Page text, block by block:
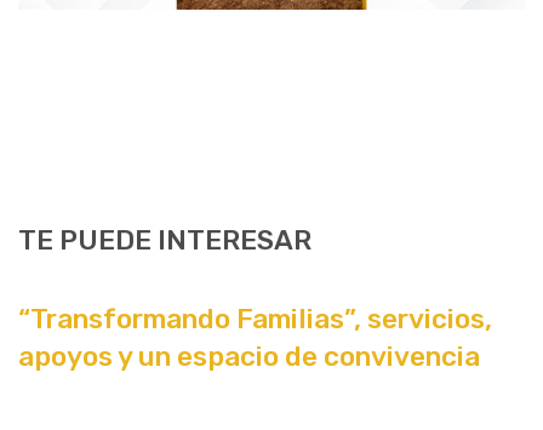
TE PUEDE INTERESAR
“Transformando Familias”, servicios,
apoyos y un espacio de convivencia